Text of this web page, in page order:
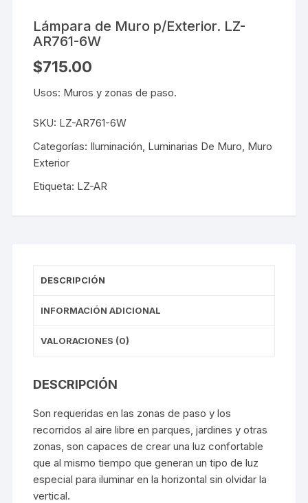
Lámpara de Muro p/Exterior. LZ-
AR761-6W
$715.00
Usos: Muros y zonas de paso.
SKU: LZ-AR761-6W
Categorías: Iluminación Luminarias De Muro Muro
Exterior
Etiqueta: LZ-AR
DESCRIPCIÓN
INFORMACIÓN ADICIONAL
VALORACIONES (0)
DESCRIPCIÓN
Son requeridas en las zonas de paso y los
recorridos al aire libre en parques, jardines y otras
zonas, son capaces de crear una luz confortable
que al mismo tiempo que generan un tipo de luz
especial para iluminar en la horizontal sin olvidar la
vertical.